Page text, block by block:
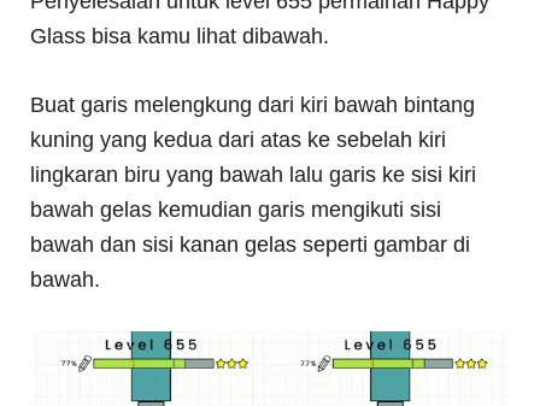
Glass bisa kamu lihat dibawah.
Buat garis melengkung dari kiri bawah bintang
kuning yang kedua dari atas ke sebelah kiri
lingkaran biru yang bawah lalu garis ke sisi kiri
bawah gelas kemudian garis mengikuti sisi
bawah dan sisi kanan gelas seperti gambar di
bawah.